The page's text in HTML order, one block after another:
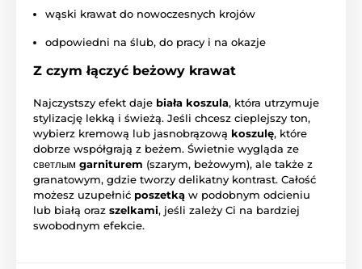
wąski krawat do nowoczesnych krojów
odpowiedni na ślub, do pracy i na okazje
Z czym łączyć beżowy krawat
Najczystszy efekt daje biała koszula, która utrzymuje
stylizację lekką i świeżą. Jeśli chcesz cieplejszy ton,
wybierz kremową lub jasnobrązową koszulę, które
dobrze współgrają z beżem. Świetnie wygląda ze
светлым garniturem (szarym, beżowym), ale także z
granatowym, gdzie tworzy delikatny kontrast. Całość
możesz uzupełnić poszetką w podobnym odcieniu
lub białą oraz szelkami, jeśli zależy Ci na bardziej
swobodnym efekcie.